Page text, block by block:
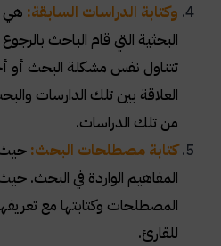
وكتابة الدراسات السابقة: هي
البحثية التي قام الباحث
تتناول نفس مشكلة البحث أو
العلاقة بين تلك الدارسات
من تلك الدراسات.
كتابة مصطلحات البحث:
المفاهيم الواردة في البحث.
المصطلحات وكتابتها مع
للقارئ.